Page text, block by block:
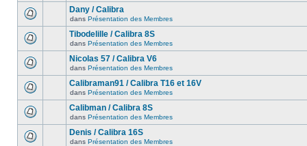
Dany / Calibra
dans Présentation des Membres
Tibodelille / Calibra 8S
dans Présentation des Membres
Nicolas 57 / Calibra V6
dans Présentation des Membres
Calibraman91 / Calibra T16 et 16V
dans Présentation des Membres
Calibman / Calibra 8S
dans Présentation des Membres
Denis / Calibra 16S
dans Présentation des Membres